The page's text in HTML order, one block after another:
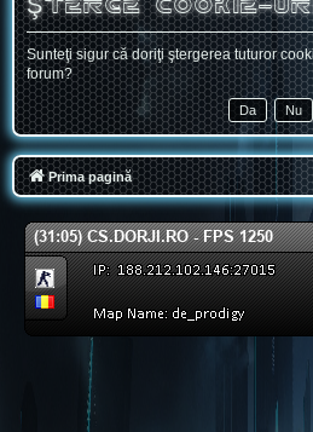
Şterge cookie-
Sunteţi sigur că doriţi ştergerea tuturor
forum?
Prima pagină